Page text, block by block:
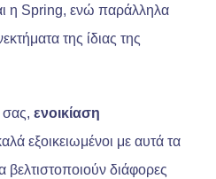
η Spring, ενώ παράλληλα
της ίδιας της
σας, ενοικίαση
εξοικειωμένοι με αυτά τα
βελτιστοποιούν διάφορες